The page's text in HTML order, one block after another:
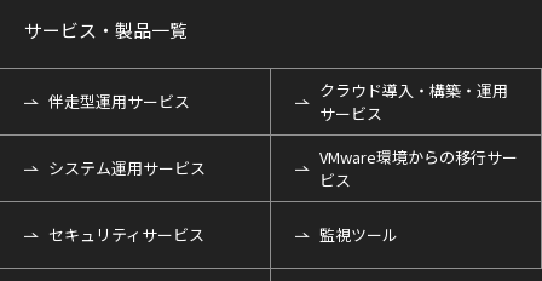
サービス・製品一覧
伴走型運用サービス
クラウド導入・構築・運用
サービス
システム運用サービス
VMware環境からの移行サー
ビス
セキュリティサービス 監視ツール